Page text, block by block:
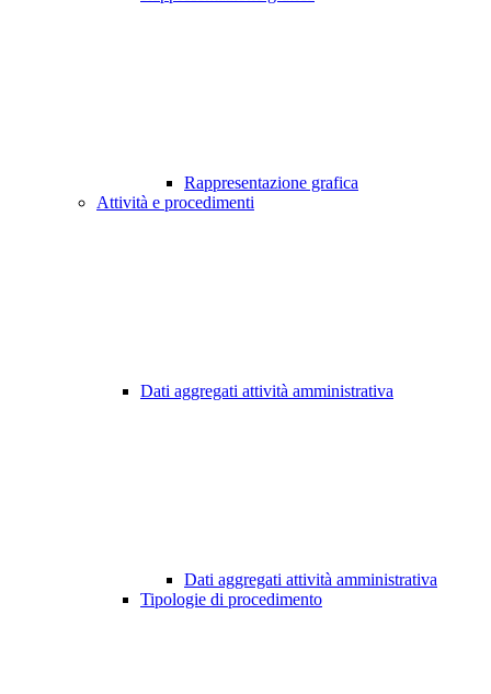
Rappresentazione grafica
Attività e procedimenti
Dati aggregati attività amministrativa
Dati aggregati attività amministrativa
Tipologie di procedimento